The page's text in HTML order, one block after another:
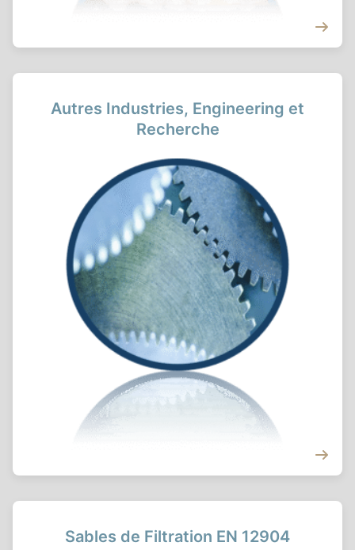
Autres Industries, Engineering et
Recherche
Sables de Filtration EN 12904